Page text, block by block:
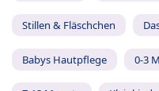
Stillen & Fläschchen
Babys Hautpflege 0-3